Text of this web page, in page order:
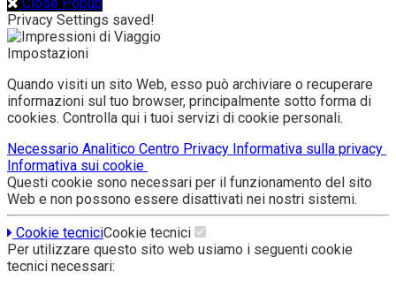
Privacy Settings saved!
Impostazioni
Quando visiti un sito Web, esso può archiviare o recuperare
informazioni sul tuo browser, principalmente sotto forma di
cookies. Controlla qui i tuoi servizi di cookie personali.
Necessario Analitico Centro Privacy Informativa sulla privacy
Informativa sui cookie
Questi cookie sono necessari per il funzionamento del sito
Web e non possono essere disattivati nei nostri sistemi.
Cookie tecniciCookie tecnici
Per utilizzare questo sito web usiamo i seguenti cookie
tecnici necessari: